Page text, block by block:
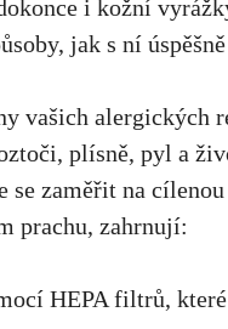
i kožní
jak⁤ s ⁤ní
vašich alergických
plísně,⁤ pyl a
se zaměřit na
prachu, zahrnují:
HEPA​ filtrů,